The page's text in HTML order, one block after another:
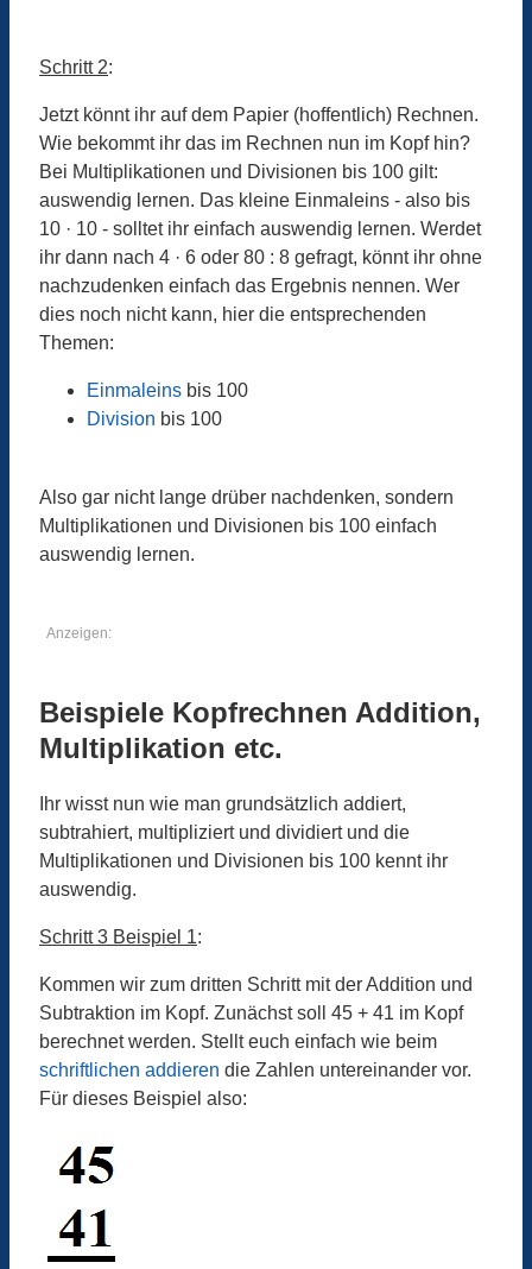
Schritt 2:
Jetzt könnt ihr auf dem Papier (hoffentlich) Rechnen.
Wie bekommt ihr das im Rechnen nun im Kopf hin?
Bei Multiplikationen und Divisionen bis 100 gilt:
auswendig lernen. Das kleine Einmaleins - also bis
10 · 10 - solltet ihr einfach auswendig lernen. Werdet
ihr dann nach 4 · 6 oder 80 : 8 gefragt, könnt ihr ohne
nachzudenken einfach das Ergebnis nennen. Wer
dies noch nicht kann, hier die entsprechenden
Themen:
Einmaleins bis 100
Division bis 100
Also gar nicht lange drüber nachdenken, sondern
Multiplikationen und Divisionen bis 100 einfach
auswendig lernen.
Anzeigen:
Beispiele Kopfrechnen Addition,
Multiplikation etc.
Ihr wisst nun wie man grundsätzlich addiert,
subtrahiert, multipliziert und dividiert und die
Multiplikationen und Divisionen bis 100 kennt ihr
auswendig.
Schritt 3 Beispiel 1:
Kommen wir zum dritten Schritt mit der Addition und
Subtraktion im Kopf. Zunächst soll 45 + 41 im Kopf
berechnet werden. Stellt euch einfach wie beim
schriftlichen addieren die Zahlen untereinander vor.
Für dieses Beispiel also: